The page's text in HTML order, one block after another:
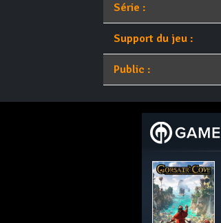
Série :
Support du jeu :
Public :